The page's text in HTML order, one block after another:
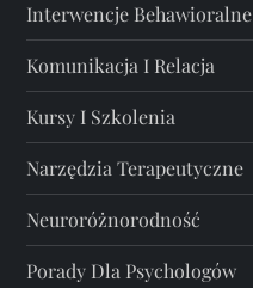
Interwencje Behawioralne
Komunikacja I Relacja
Kursy I Szkolenia
Narzędzia Terapeutyczne
Neuroróżnorodność
Porady Dla Psychologów